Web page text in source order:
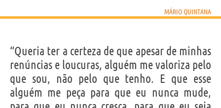
MÁRIO QUINTANA
“Queria ter a certeza de que apesar de minhas
renúncias e loucuras, alguém me valoriza pelo
que sou, não pelo que tenho. E que esse
alguém me peça para que eu nunca mude,